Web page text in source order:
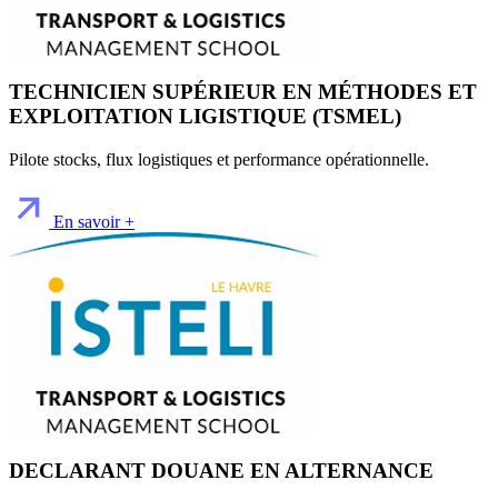
TECHNICIEN SUPÉRIEUR EN MÉTHODES ET
EXPLOITATION LIGISTIQUE (TSMEL)
Pilote stocks, flux logistiques et performance opérationnelle.
En savoir +
DECLARANT DOUANE EN ALTERNANCE